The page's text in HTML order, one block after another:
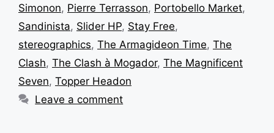
Simonon, Pierre Terrasson, Portobello Market,
Sandinista, Slider HP, Stay Free,
stereographics, The Armagideon Time, The
Clash, The Clash à Mogador, The Magnificent
Seven, Topper Headon
Leave a comment